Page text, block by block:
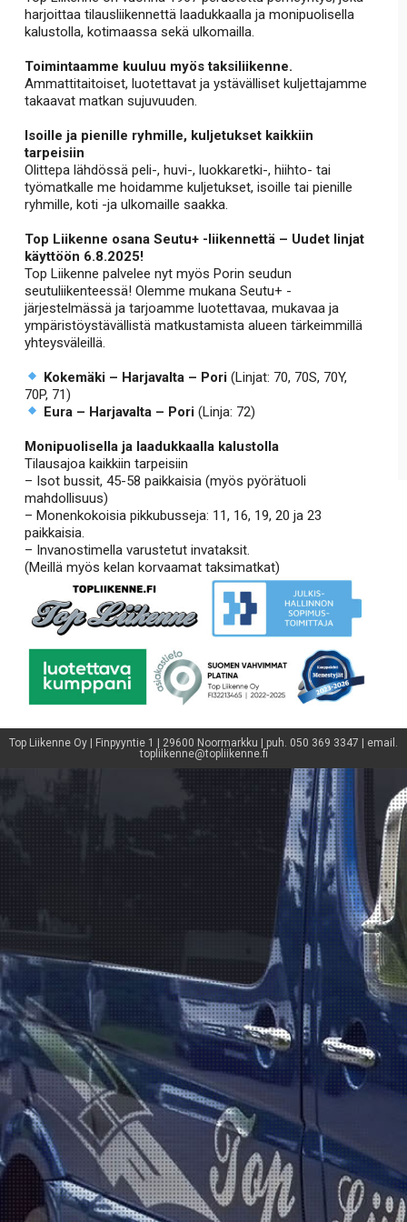
harjoittaa tilausliikennettä laadukkaalla ja monipuolisella
kalustolla, kotimaassa sekä ulkomailla.
Toimintaamme kuuluu myös taksiliikenne.
Ammattitaitoiset, luotettavat ja ystävälliset kuljettajamme
takaavat matkan sujuvuuden.
Isoille ja pienille ryhmille, kuljetukset kaikkiin
tarpeisiin
Olittepa lähdössä peli-, huvi-, luokkaretki-, hiihto- tai
työmatkalle me hoidamme kuljetukset, isoille tai pienille
ryhmille, koti -ja ulkomaille saakka.
Top Liikenne osana Seutu+ -liikennettä – Uudet linjat
käyttöön 6.8.2025!
Top Liikenne palvelee nyt myös Porin seudun
seutuliikenteessä! Olemme mukana Seutu+ -
järjestelmässä ja tarjoamme luotettavaa, mukavaa ja
ympäristöystävällistä matkustamista alueen tärkeimmillä
yhteysväleillä.
Kokemäki – Harjavalta – Pori(Linjat: 70, 70S, 70Y,
70P, 71)
Eura – Harjavalta – Pori(Linja: 72)
Monipuolisella ja laadukkaalla kalustolla
Tilausajoa kaikkiin tarpeisiin
– Isot bussit, 45-58 paikkaisia (myös pyörätuoli
mahdollisuus)
– Monenkokoisia pikkubusseja: 11, 16, 19, 20 ja 23
paikkaisia.
– Invanostimella varustetut invataksit.
(Meillä myös kelan korvaamat taksimatkat)
Top Liikenne Oy | Finpyyntie 1 | 29600 Noormarkku | puh. 050 369 3347 | email.
topliikenne@topliikenne.fi